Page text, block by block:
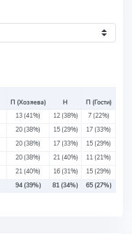
П (Хозяева) Н
П (Гости)
13 (41%) 12 (38%) 7 (22%)
20 (38%) 15 (29%) 17 (33%)
20 (38%) 17 (33%) 15 (29%)
20 (38%) 21 (40%) 11 (21%)
21 (40%) 16 (31%) 15 (29%)
94 (39%) 81 (34%) 65 (27%)